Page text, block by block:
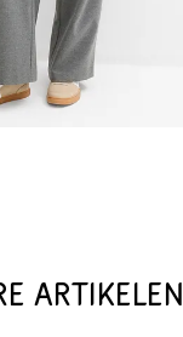
ARTIKELEN